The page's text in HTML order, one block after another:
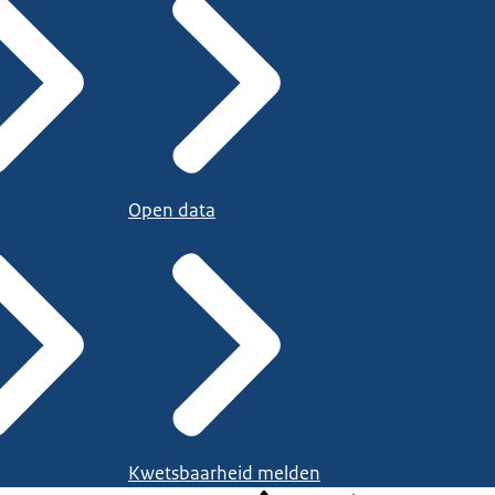
Open data
Kwetsbaarheid melden